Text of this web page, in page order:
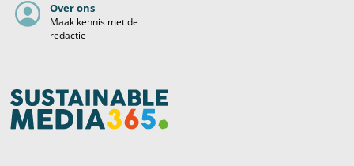
Over ons
Maak kennis met de
redactie